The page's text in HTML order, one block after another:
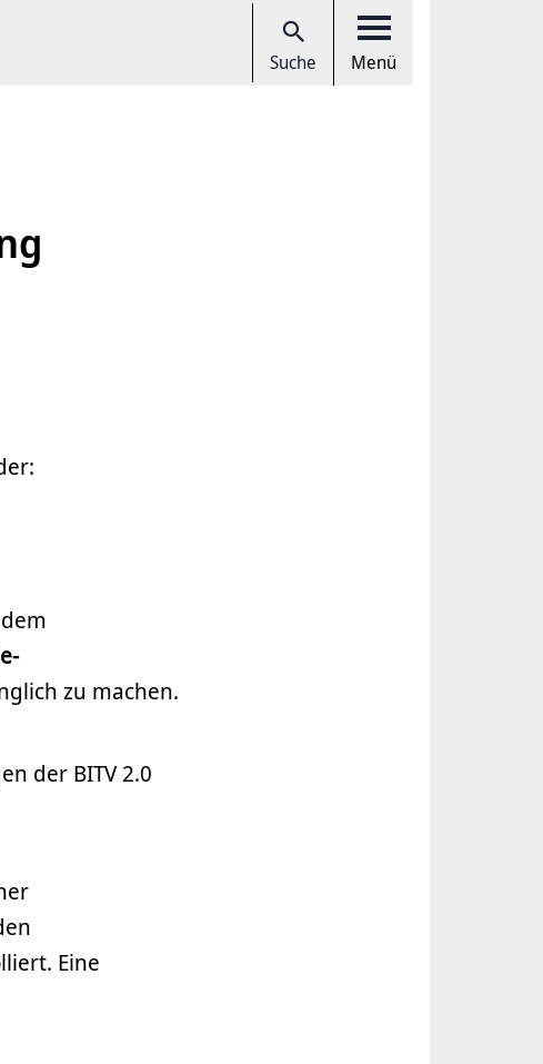
Suche Menü
zu machen.
der BITV 2.0
Eine